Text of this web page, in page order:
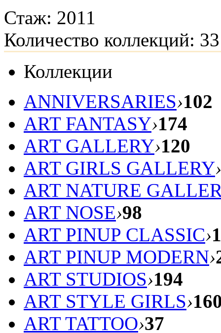
Стаж: 2011
Количество коллекций: 33
Коллекции
ANNIVERSARIES›102
ART FANTASY›174
ART GALLERY›120
ART GIRLS GALLERY›
ART NATURE
ART NOSE›98
ART PINUP CLASSIC›
ART PINUP MODERN›
ART STUDIOS›194
ART STYLE GIRLS›
ART TATTOO›37